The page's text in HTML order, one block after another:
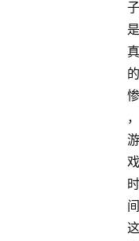
子
是
真
的
惨
，
游
戏
时
间
这